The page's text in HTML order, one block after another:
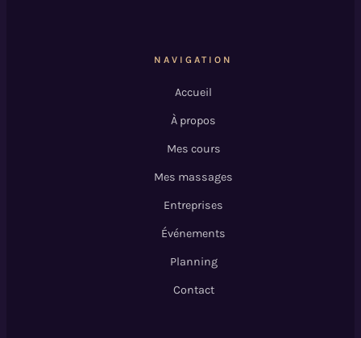
NAVIGATION
Accueil
À propos
Mes cours
Mes massages
Entreprises
Événements
Planning
Contact